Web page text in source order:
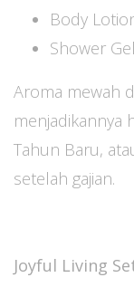
Body
Shower Gel
Aroma mewah
menjadikannya
Tahun Baru,
setelah gajian.
Joyful Living